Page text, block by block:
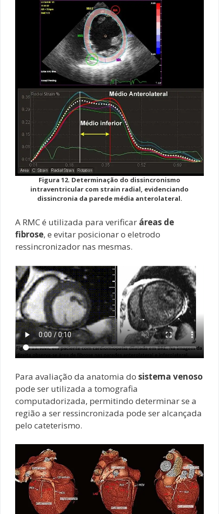
Figura 12. Determinação do dissincronismo
intraventricular com strain radial, evidenciando
dissincronia da parede média anterolateral.
A RMC é utilizada para verificar áreas de
fibrose, e evitar posicionar o eletrodo
ressincronizador nas mesmas.
Para avaliação da anatomia do sistema venoso
pode ser utilizada a tomografia
computadorizada, permitindo determinar se a
região a ser ressincronizada pode ser alcançada
pelo cateterismo.